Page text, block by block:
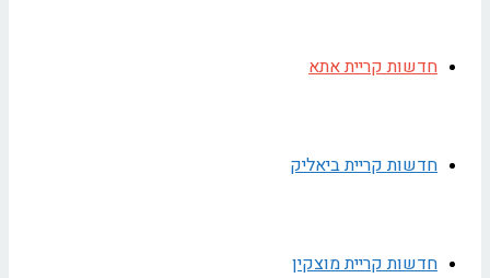
חדשות קריית אתא
חדשות קריית ביאליק
חדשות קריית מוצקין